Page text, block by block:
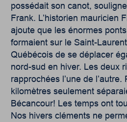
possédait son canot,
Frank. L’historien mauricien
ajoute que les énormes
formaient sur le Saint-
Québécois de se déplacer
nord-sud en hiver. Les deux
rapprochées l’une de
kilomètres seulement
Bécancour! Les temps ont
Nos hivers cléments ne